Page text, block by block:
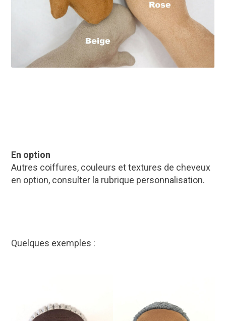
En option
Autres coiffures, couleurs et textures de cheveux
en option, consulter la rubrique personnalisation.
Quelques exemples :